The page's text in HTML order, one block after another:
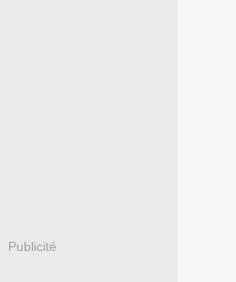
Publicité